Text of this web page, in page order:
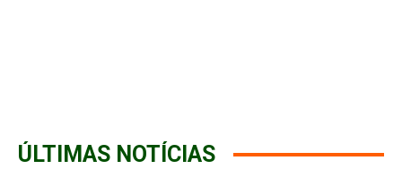
ÚLTIMAS NOTÍCIAS